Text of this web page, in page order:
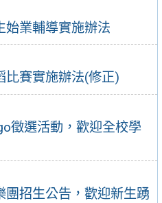
始業輔導實施辦法
比賽實施辦法(修正)
徵選活動，歡迎全校學
招生公告，歡迎新生踴